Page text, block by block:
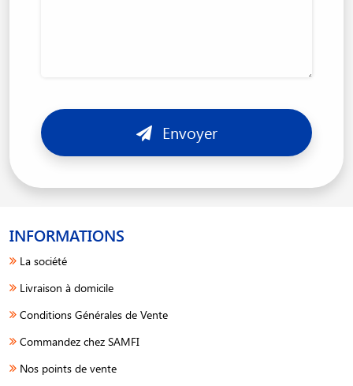
Envoyer
INFORMATIONS
La société
Livraison à domicile
Conditions Générales de Vente
Commandez chez SAMFI
Nos points de vente